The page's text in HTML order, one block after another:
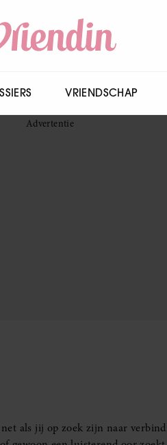
VRIENDSCHAP
als jij op zoek zijn naar